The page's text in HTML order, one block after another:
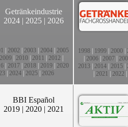
Getränkeindustrie
2024 | 2025 | 2026
2002 2003 2004 2005
2009 2010 2011 2012
2017 2018 2019 2020
| 2024| 2025| 2026
1998 1999 2000
2006 2007
2013 2014 2015
2021 2022
BBI Español
2019 | 2020 | 2021